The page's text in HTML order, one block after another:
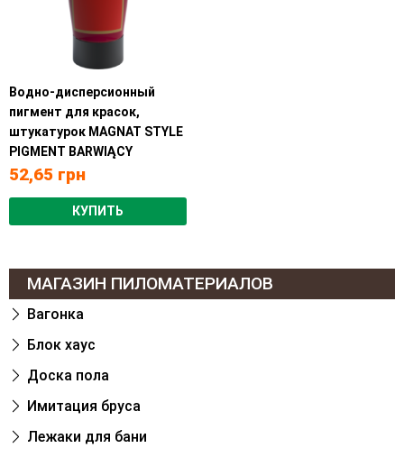
Водно-дисперсионный
пигмент для красок,
штукатурок MAGNAT STYLE
PIGMENT BARWIĄCY
52,65 грн
КУПИТЬ
МАГАЗИН ПИЛОМАТЕРИАЛОВ
Вагонка
Блок хаус
Доска пола
Имитация бруса
Лежаки для бани